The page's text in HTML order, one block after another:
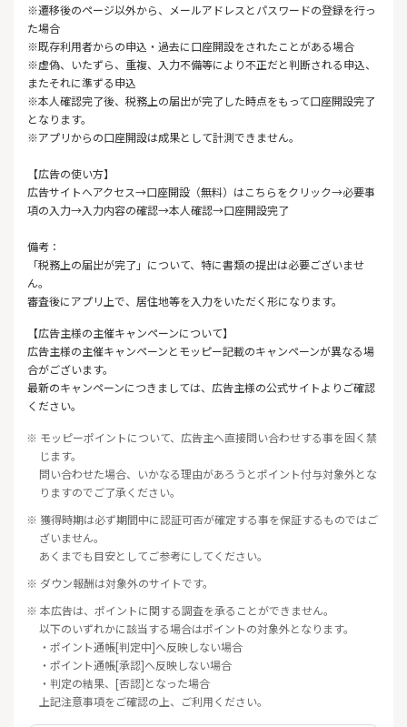
※遷移後のページ以外から、メールアドレスとパスワードの登録を行っ
た場合
※既存利用者からの申込・過去に口座開設をされたことがある場合
※虚偽、いたずら、重複、入力不備等により不正だと判断される申込、
またそれに準ずる申込
※本人確認完了後、税務上の届出が完了した時点をもって口座開設完了
となります。
※アプリからの口座開設は成果として計測できません。
【広告の使い方】
広告サイトへアクセス→口座開設（無料）はこちらをクリック→必要事
項の入力→入力内容の確認→本人確認→口座開設完了
備考：
「税務上の届出が完了」について、特に書類の提出は必要ございませ
ん。
審査後にアプリ上で、居住地等を入力をいただく形になります。
【広告主様の主催キャンペーンについて】
広告主様の主催キャンペーンとモッピー記載のキャンペーンが異なる場
合がございます。
最新のキャンペーンにつきましては、広告主様の公式サイトよりご確認
ください。
※ モッピーポイントについて、広告主へ直接問い合わせする事を固く禁
じます。
問い合わせた場合、いかなる理由があろうとポイント付与対象外とな
りますのでご了承ください。
※ 獲得時期は必ず期間中に認証可否が確定する事を保証するものではご
ざいません。
あくまでも目安としてご参考にしてください。
※ ダウン報酬は対象外のサイトです。
※ 本広告は、ポイントに関する調査を承ることができません。
以下のいずれかに該当する場合はポイントの対象外となります。
・ポイント通帳[判定中]へ反映しない場合
・ポイント通帳[承認]へ反映しない場合
・判定の結果、[否認]となった場合
上記注意事項をご確認の上、ご利用ください。